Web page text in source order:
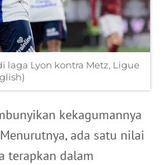
laga Lyon kontra Metz, Ligue
kekagumannya
ada satu nilai
terapkan dalam